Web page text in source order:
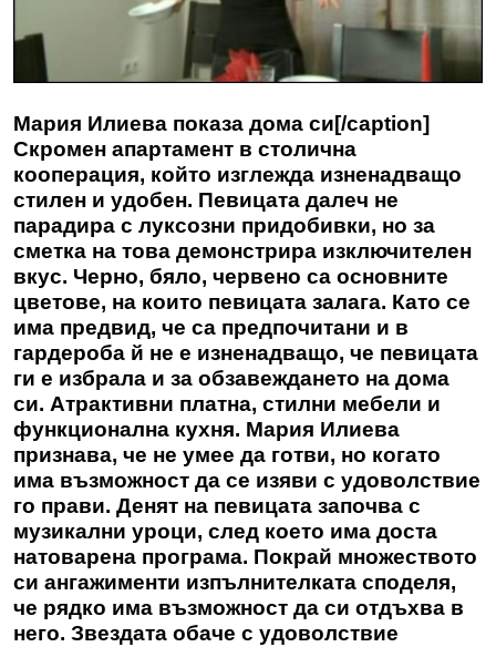
Мария Илиева показа дома си[/caption]
Скромен апартамент в столична
кооперация, който изглежда изненадващо
стилен и удобен. Певицата далеч не
парадира с луксозни придобивки, но за
сметка на това демонстрира изключителен
вкус. Черно, бяло, червено са основните
цветове, на които певицата залага. Като се
има предвид, че са предпочитани и в
гардероба й не е изненадващо, че певицата
ги е избрала и за обзавеждането на дома
си. Атрактивни платна, стилни мебели и
функционална кухня. Мария Илиева
признава, че не умее да готви, но когато
има възможност да се изяви с удоволствие
го прави. Денят на певицата започва с
музикални уроци, след което има доста
натоварена програма. Покрай множеството
си ангажименти изпълнителката споделя,
че рядко има възможност да си отдъхва в
него. Звездата обаче с удоволствие